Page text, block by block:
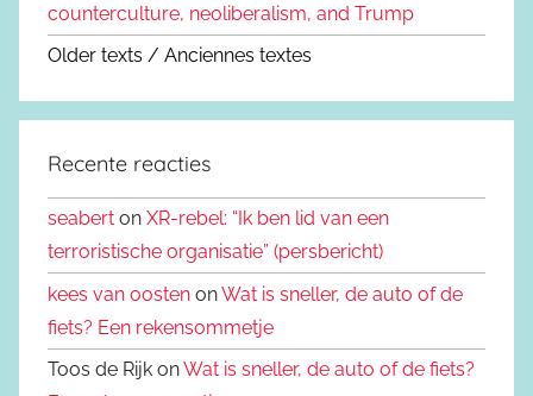
counterculture, neoliberalism, and Trump
Older texts / Anciennes textes
Recente reacties
seabert on XR-rebel: “Ik ben lid van een
terroristische organisatie” (persbericht)
kees van oosten onWat is sneller, de auto of de
fiets? Een rekensommetje
Toos de Rijk onWat is sneller, de auto of de fiets?